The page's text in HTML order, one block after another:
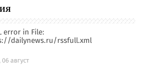
dailynews.ru/rssfull.xml
06 август